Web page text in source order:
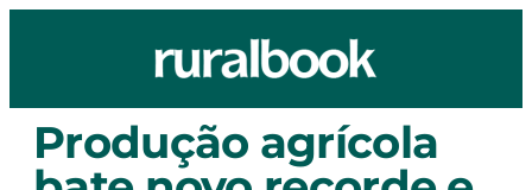
Produção agrícola